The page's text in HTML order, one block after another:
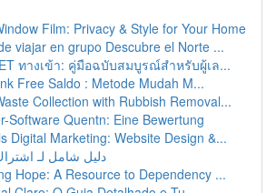
Film: Privacy & Style for Your Home
viajar en grupo Descubre el Norte ...
ทางเข้า: คู่มือฉบับสมบูรณ์สำหรับผู้เล...
Free Saldo : Metode Mudah M...
Collection with Rubbish Removal...
Software Quentn: Eine Bewertung
Digital Marketing: Website Design &...
دليل شامل لـ
Hope: A Resource to Dependency ...